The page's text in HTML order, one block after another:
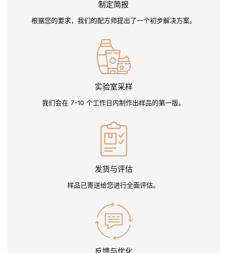
制定简报
根据您的要求，我们的配方师提出了一个初步解决方案。
实验室采样
我们会在 7-10 个工作日内制作出样品的第一版。
发货与评估
样品已寄送给您进行全面评估。